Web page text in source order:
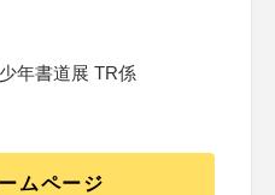
年書道展 TR係
ムページ